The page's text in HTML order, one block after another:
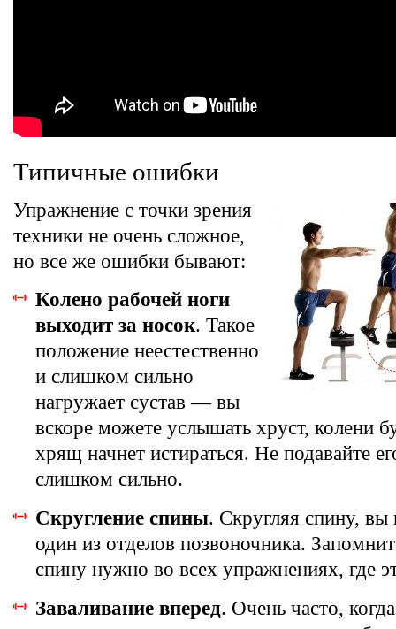
Типичные ошибки
Упражнение с точки зрения
техники не очень сложное,
но все же ошибки бывают:
Колено рабочей ноги
выходит за носок. Такое
положение неестественно
и слишком сильно
нагружает сустав — вы
вскоре можете услышать хруст, колени
хрящ начнет истираться. Не подавайте
слишком сильно.
Скругление спины. Скругляя спину, вы
один из отделов позвоночника.
спину нужно во всех упражнениях, где
Заваливание вперед. Очень часто,